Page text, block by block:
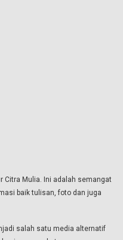
Citra Mulia. Ini adalah semangat
baik tulisan, foto dan juga